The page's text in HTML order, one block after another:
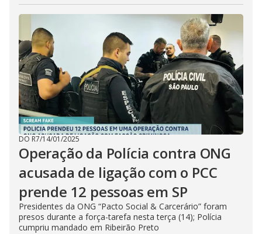
DO R7/14/01/2025
Operação da Polícia contra ONG
acusada de ligação com o PCC
prende 12 pessoas em SP
Presidentes da ONG “Pacto Social & Carcerário” foram
presos durante a força-tarefa nesta terça (14); Polícia
cumpriu mandado em Ribeirão Preto